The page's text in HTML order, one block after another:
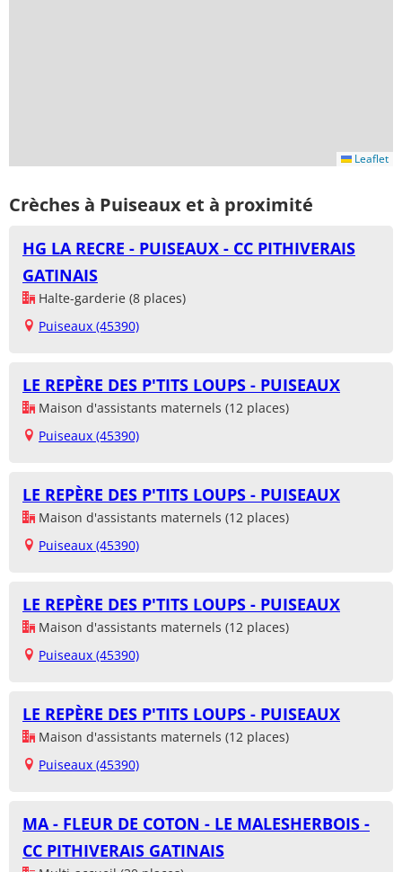
Leaflet
Crèches à Puiseaux et à proximité
HG LA RECRE - PUISEAUX - CC PITHIVERAIS
GATINAIS
Halte-garderie (8 places)
Puiseaux (45390)
LE REPÈRE DES P'TITS LOUPS - PUISEAUX
Maison d'assistants maternels (12 places)
Puiseaux (45390)
LE REPÈRE DES P'TITS LOUPS - PUISEAUX
Maison d'assistants maternels (12 places)
Puiseaux (45390)
LE REPÈRE DES P'TITS LOUPS - PUISEAUX
Maison d'assistants maternels (12 places)
Puiseaux (45390)
LE REPÈRE DES P'TITS LOUPS - PUISEAUX
Maison d'assistants maternels (12 places)
Puiseaux (45390)
MA - FLEUR DE COTON - LE MALESHERBOIS -
CC PITHIVERAIS GATINAIS